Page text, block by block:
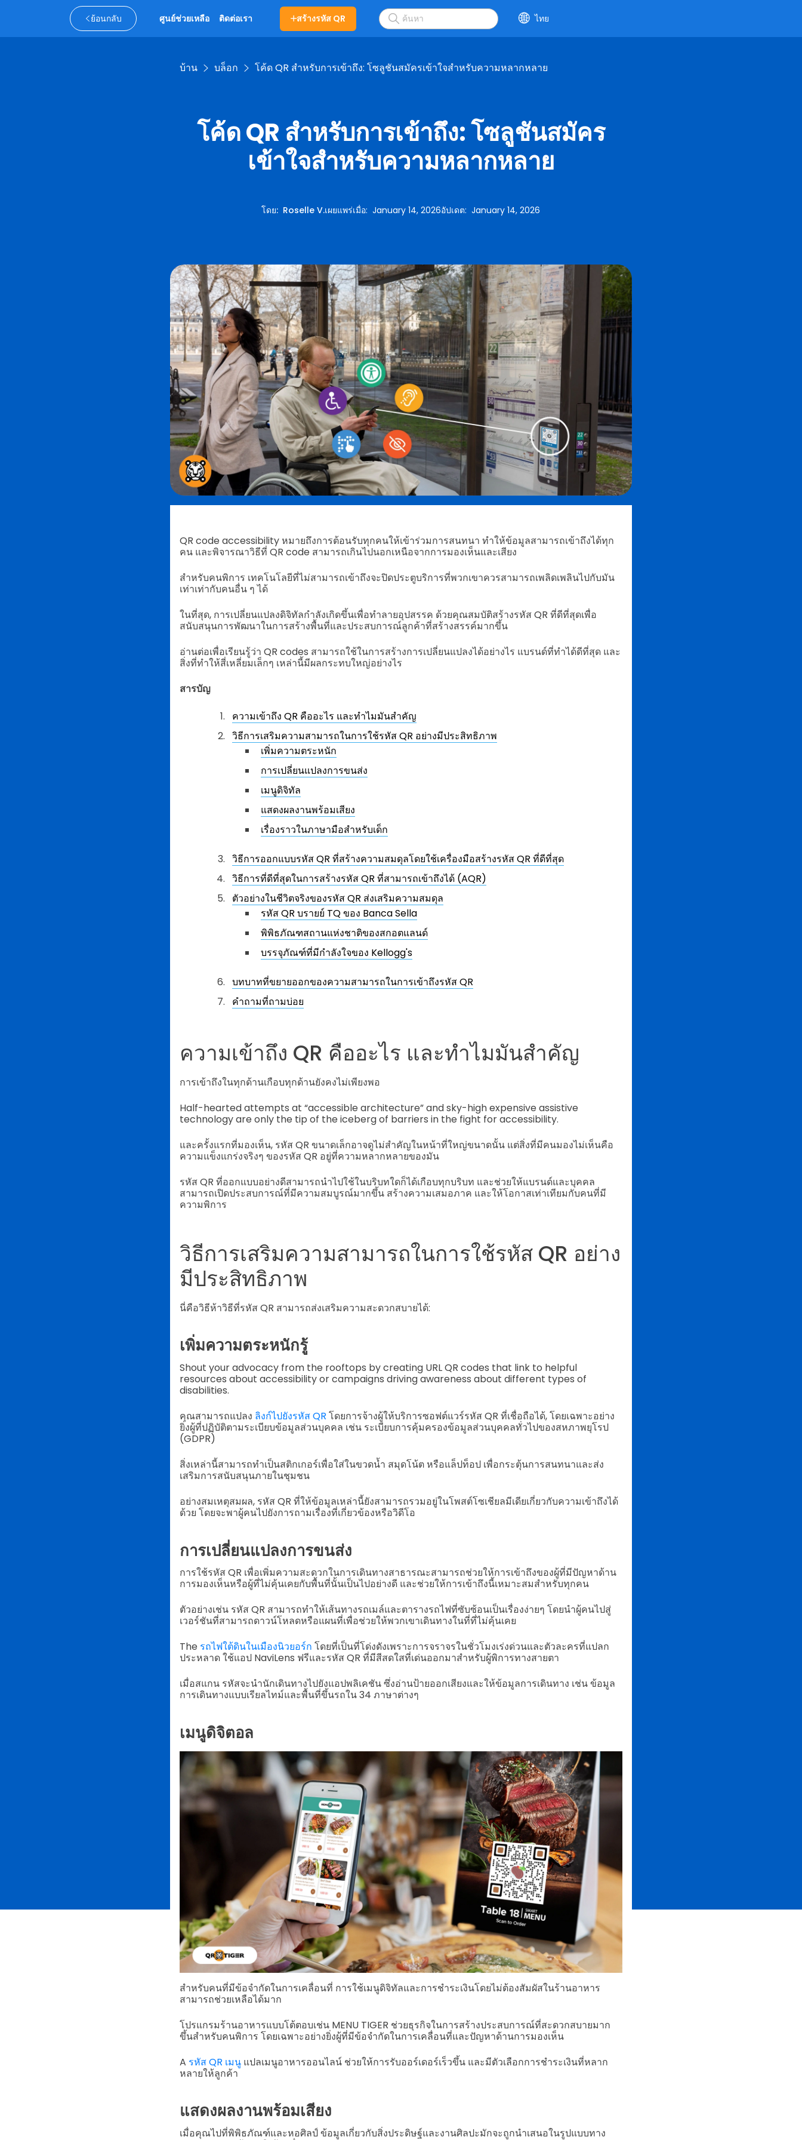
ย้อนกลับ ศูนย์ช่วยเหลือ ติดต่อเรา สร้างรหัส QR ไทย
บ้าน บล็อก โค้ด QR สำหรับการเข้าถึง: โซลูชันสมัครเข้าใจสำหรับความหลากหลาย
โค้ด QR สำหรับการเข้าถึง: โซลูชันสมัคร
เข้าใจสำหรับความหลากหลาย
โดย: Roselle V.เผยแพร่เมื่อ:January 14, 2026อัปเดต:January 14, 2026
QR code accessibility หมายถึงการต้อนรับทุกคนให้เข้าร่วมการสนทนา ทำให้ข้อมูลสามารถเข้าถึงได้ทุก
คน และพิจารณาวิธีที่ QR code สามารถเกินไปนอกเหนือจากการมองเห็นและเสียง
สำหรับคนพิการ เทคโนโลยีที่ไม่สามารถเข้าถึงจะปิดประตูบริการที่พวกเขาควรสามารถเพลิดเพลินไปกับมัน
เท่าเท่ากับคนอื่น ๆ ได้
ในที่สุด, การเปลี่ยนแปลงดิจิทัลกำลังเกิดขึ้นเพื่อทำลายอุปสรรค ด้วยคุณสมบัติสร้างรหัส QR ที่ดีที่สุดเพื่อ
สนับสนุนการพัฒนาในการสร้างพื้นที่และประสบการณ์ลูกค้าที่สร้างสรรค์มากขึ้น
อ่านต่อเพื่อเรียนรู้ว่า QR codes สามารถใช้ในการสร้างการเปลี่ยนแปลงได้อย่างไร แบรนด์ที่ทำได้ดีที่สุด และ
สิ่งที่ทำให้สี่เหลี่ยมเล็กๆ เหล่านี้มีผลกระทบใหญ่อย่างไร
สารบัญ
ความเข้าถึง QR คืออะไร และทำไมมันสำคัญ
วิธีการเสริมความสามารถในการใช้รหัส QR อย่างมีประสิทธิภาพ
เพิ่มความตระหนัก
การเปลี่ยนแปลงการขนส่ง
เมนูดิจิทัล
แสดงผลงานพร้อมเสียง
เรื่องราวในภาษามือสำหรับเด็ก
วิธีการออกแบบรหัส QR ที่สร้างความสมดุลโดยใช้เครื่องมือสร้างรหัส QR ที่ดีที่สุด
วิธีการที่ดีที่สุดในการสร้างรหัส QR ที่สามารถเข้าถึงได้ (AQR)
ตัวอย่างในชีวิตจริงของรหัส QR ส่งเสริมความสมดุล
รหัส QR บรายย์ TQ ของ Banca Sella
พิพิธภัณฑสถานแห่งชาติของสกอตแลนด์
บรรจุภัณฑ์ที่มีกำลังใจของ Kellogg's
บทบาทที่ขยายออกของความสามารถในการเข้าถึงรหัส QR
คำถามที่ถามบ่อย
ความเข้าถึง QR คืออะไร และทำไมมันสำคัญ
การเข้าถึงในทุกด้านเกือบทุกด้านยังคงไม่เพียงพอ
Half-hearted attempts at “accessible architecture” and sky-high expensive assistive
technology are only the tip of the iceberg of barriers in the fight for accessibility.
และครั้งแรกที่มองเห็น, รหัส QR ขนาดเล็กอาจดูไม่สำคัญในหน้าที่ใหญ่ขนาดนั้น แต่สิ่งที่มีคนมองไม่เห็นคือ
ความแข็งแกร่งจริงๆ ของรหัส QR อยู่ที่ความหลากหลายของมัน
รหัส QR ที่ออกแบบอย่างดีสามารถนำไปใช้ในบริบทใดก็ได้เกือบทุกบริบท และช่วยให้แบรนด์และบุคคล
สามารถเปิดประสบการณ์ที่มีความสมบูรณ์มากขึ้น สร้างความเสมอภาค และให้โอกาสเท่าเทียมกับคนที่มี
ความพิการ
วิธีการเสริมความสามารถในการใช้รหัส QR อย่าง
มีประสิทธิภาพ
นี่คือวิธีห้าวิธีที่รหัส QR สามารถส่งเสริมความสะดวกสบายได้:
เพิ่มความตระหนักรู้
Shout your advocacy from the rooftops by creating URL QR codes that link to helpful
resources about accessibility or campaigns driving awareness about different types of
disabilities.
คุณสามารถแปลง ลิงก์ไปยังรหัส QR โดยการจ้างผู้ให้บริการซอฟต์แวร์รหัส QR ที่เชื่อถือได้, โดยเฉพาะอย่าง
ยิ่งผู้ที่ปฏิบัติตามระเบียบข้อมูลส่วนบุคคล เช่น ระเบียบการคุ้มครองข้อมูลส่วนบุคคลทั่วไปของสหภาพยุโรป
(GDPR)
สิ่งเหล่านี้สามารถทำเป็นสติกเกอร์เพื่อใส่ในขวดน้ำ สมุดโน้ต หรือแล็ปท็อป เพื่อกระตุ้นการสนทนาและส่ง
เสริมการสนับสนุนภายในชุมชน
อย่างสมเหตุสมผล, รหัส QR ที่ให้ข้อมูลเหล่านี้ยังสามารถรวมอยู่ในโพสต์โซเชียลมีเดียเกี่ยวกับความเข้าถึงได้
ด้วย โดยจะพาผู้คนไปยังการถามเรื่องที่เกี่ยวข้องหรือวิดีโอ
การเปลี่ยนแปลงการขนส่ง
การใช้รหัส QR เพื่อเพิ่มความสะดวกในการเดินทางสาธารณะสามารถช่วยให้การเข้าถึงของผู้ที่มีปัญหาด้าน
การมองเห็นหรือผู้ที่ไม่คุ้นเคยกับพื้นที่นั้นเป็นไปอย่างดี และช่วยให้การเข้าถึงนี้เหมาะสมสำหรับทุกคน
ตัวอย่างเช่น รหัส QR สามารถทำให้เส้นทางรถเมล์และตารางรถไฟที่ซับซ้อนเป็นเรื่องง่ายๆ โดยนำผู้คนไปสู่
เวอร์ชันที่สามารถดาวน์โหลดหรือแผนที่เพื่อช่วยให้พวกเขาเดินทางในที่ที่ไม่คุ้นเคย
The รถไฟใต้ดินในเมืองนิวยอร์ก โดยที่เป็นที่โด่งดังเพราะการจราจรในชั่วโมงเร่งด่วนและตัวละครที่แปลก
ประหลาด ใช้แอป NaviLens ฟรีและรหัส QR ที่มีสีสดใสที่เด่นออกมาสำหรับผู้พิการทางสายตา
เมื่อสแกน รหัสจะนำนักเดินทางไปยังแอปพลิเคชัน ซึ่งอ่านป้ายออกเสียงและให้ข้อมูลการเดินทาง เช่น ข้อมูล
การเดินทางแบบเรียลไทม์และพื้นที่ขึ้นรถใน 34 ภาษาต่างๆ
เมนูดิจิตอล
สำหรับคนที่มีข้อจำกัดในการเคลื่อนที่ การใช้เมนูดิจิทัลและการชำระเงินโดยไม่ต้องสัมผัสในร้านอาหาร
สามารถช่วยเหลือได้มาก
โปรแกรมร้านอาหารแบบโต้ตอบเช่น MENU TIGER ช่วยธุรกิจในการสร้างประสบการณ์ที่สะดวกสบายมาก
ขึ้นสำหรับคนพิการ โดยเฉพาะอย่างยิ่งผู้ที่มีข้อจำกัดในการเคลื่อนที่และปัญหาด้านการมองเห็น
A รหัส QR เมนูแปลเมนูอาหารออนไลน์ ช่วยให้การรับออร์เดอร์เร็วขึ้น และมีตัวเลือกการชำระเงินที่หลาก
หลายให้ลูกค้า
แสดงผลงานพร้อมเสียง
เมื่อคุณไปที่พิพิธภัณฑ์และหอศิลป์ ข้อมูลเกี่ยวกับสิ่งประดิษฐ์และงานศิลปะมักจะถูกนำเสนอในรูปแบบทาง